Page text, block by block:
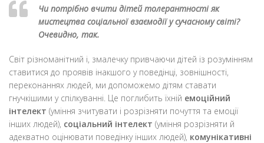
Чи потрібно вчити дітей толерантності як
мистецтва соціальної взаємодії у сучасному світі?
Очевидно, так.
Світ різноманітний і, змалечку привчаючи дітей із розумінням
ставитися до проявів інакшого у поведінці, зовнішності,
переконаннях людей, ми допоможемо дітям ставати
гнучкішими у спілкуванні. Це поглибить їхній емоційний
інтелект (уміння зчитувати і розрізняти почуття та емоції
інших людей), соціальний інтелект (уміння розрізняти й
адекватно оцінювати поведінку інших людей), комунікативні